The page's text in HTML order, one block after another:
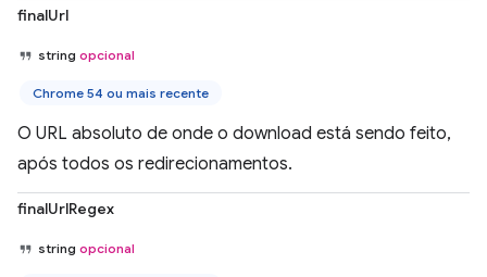
finalUrl
string opcional
Chrome 54 ou mais recente
O URL absoluto de onde o download está sendo feito,
após todos os redirecionamentos.
finalUrlRegex
string opcional